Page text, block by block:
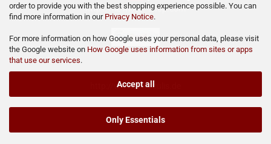
order to provide you with the best shopping experience possible. You can
find more information in our Privacy Notice.
For more information on how Google uses your personal data, please visit
the Google website on How Google uses information from sites or apps
that use our services.
Accept all
Only Essentials
http://mz-motor-shop.com
http://www.miraculis.de